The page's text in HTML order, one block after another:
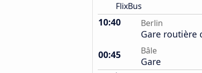
FlixBus
10:40 Berlin
Gare routière
00:45
Bâle
Gare